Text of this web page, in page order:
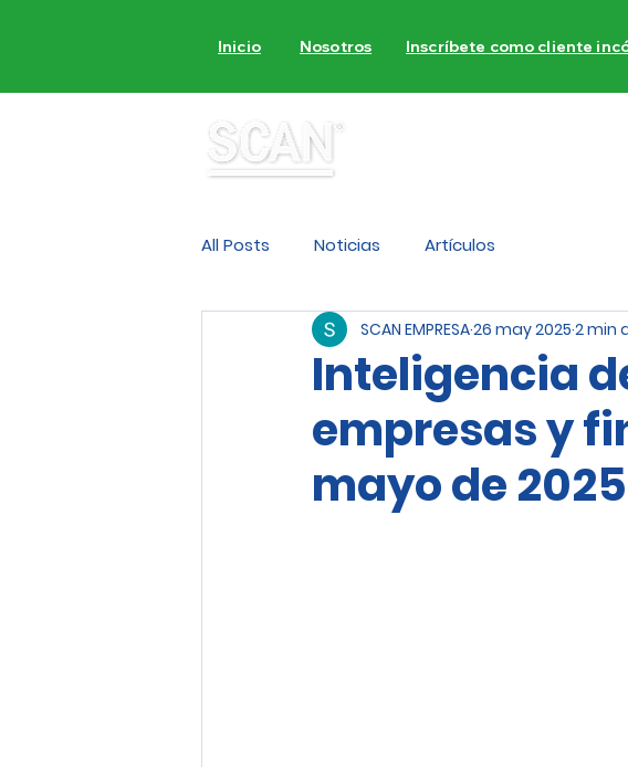
Inicio Nosotros Inscríbete como cliente
All Posts Noticias Artículos
Inteligencia
empresas y
mayo de 2025
SCAN EMPRESA26 may 2025 2 min